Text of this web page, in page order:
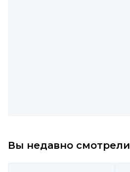
Вы недавно смотрели